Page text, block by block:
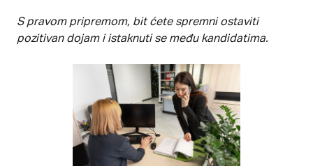
S pravom pripremom, bit ćete spremni ostaviti
pozitivan dojam i istaknuti se među kandidatima.